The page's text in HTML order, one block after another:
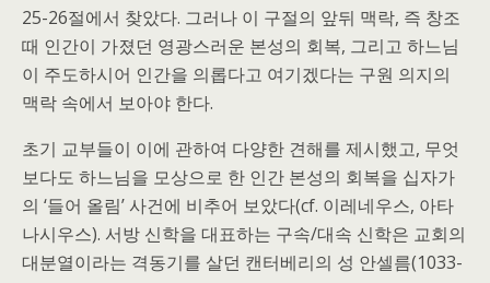
25-26절에서 찾았다. 그러나 이 구절의 앞뒤 맥락, 즉 창조
때 인간이 가졌던 영광스러운 본성의 회복, 그리고 하느님
이 주도하시어 인간을 의롭다고 여기겠다는 구원 의지의
맥락 속에서 보아야 한다.
초기 교부들이 이에 관하여 다양한 견해를 제시했고, 무엇
보다도 하느님을 모상으로 한 인간 본성의 회복을 십자가
의 ‘들어 올림’ 사건에 비추어 보았다(cf. 이레네우스, 아타
나시우스). 서방 신학을 대표하는 구속/대속 신학은 교회의
대분열이라는 격동기를 살던 캔터베리의 성 안셀름(1033-